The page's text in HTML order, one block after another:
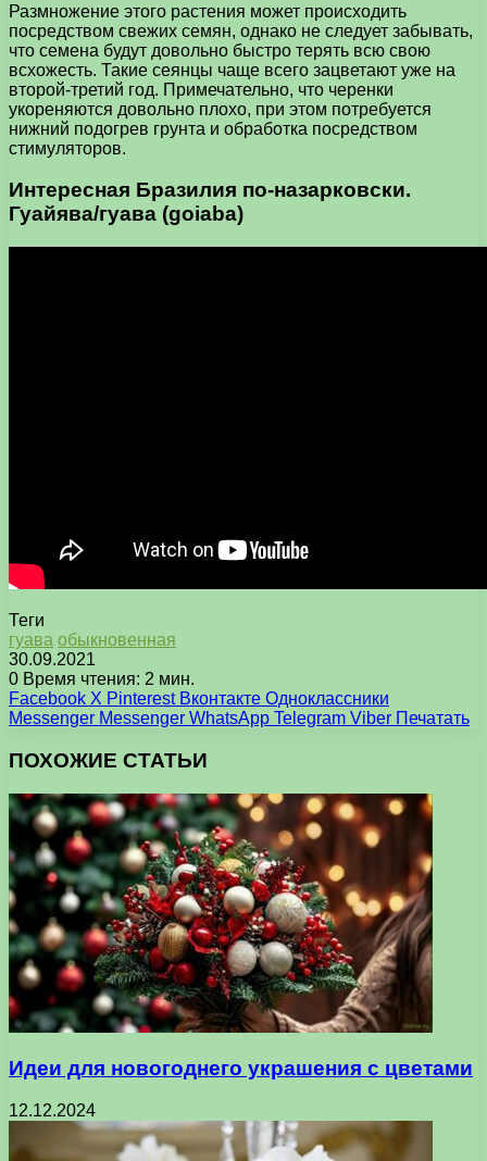
Размножение этого растения может происходить
посредством свежих семян, однако не следует забывать,
что семена будут довольно быстро терять всю свою
всхожесть. Такие сеянцы чаще всего зацветают уже на
второй-третий год. Примечательно, что черенки
укореняются довольно плохо, при этом потребуется
нижний подогрев грунта и обработка посредством
стимуляторов.
Интересная Бразилия по-назарковски.
Гуайява/гуава (goiaba)
Теги
гуава обыкновенная
30.09.2021
0 Время чтения: 2 мин.
Facebook X Pinterest Вконтакте Одноклассники
Messenger Messenger WhatsApp Telegram Viber Печатать
ПОХОЖИЕ СТАТЬИ
Идеи для новогоднего украшения с цветами
12.12.2024